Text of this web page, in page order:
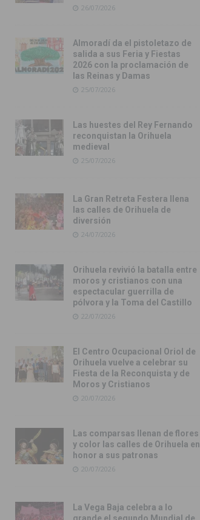
26/07/2026
Almoradí da el pistoletazo de
salida a sus Feria y Fiestas
2026 con la proclamación de
las Reinas y Damas
25/07/2026
Las huestes del Rey Fernando
reconquistan la Orihuela
medieval
25/07/2026
La Gran Retreta Festera llena
las calles de Orihuela de
diversión
24/07/2026
Orihuela revivió la batalla entre
moros y cristianos con una
espectacular guerrilla de
pólvora y la Toma del Castillo
22/07/2026
El Centro Ocupacional Oriol de
Orihuela vuelve a celebrar su
Fiesta de la Reconquista y de
Moros y Cristianos
20/07/2026
Las comparsas llenan de flores
y color las calles de Orihuela en
honor a sus patronas
20/07/2026
La Vega Baja celebra a lo